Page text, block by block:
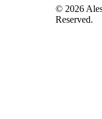
© 2026
Reserved.